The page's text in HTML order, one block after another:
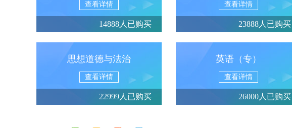
查看详情
14888人已购买
查看详情
23888人已购买
思想道德与法治
查看详情
22999人已购买
英语（专）
查看详情
26000人已购买